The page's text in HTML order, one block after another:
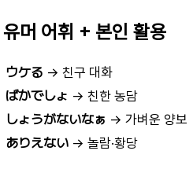
머 어휘 + 본인 활용
ウケる → 친구 대화
ばかでしょ → 친한 농담
しょうがないなぁ → 가벼운 양보
ありえない → 놀람·황당